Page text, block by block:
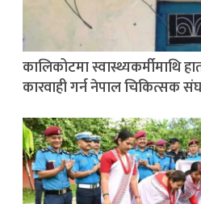
कालिकोटमा स्वास्थ्यकर्मीमाथि
कारवाही गर्न नेपाल चिकित्सक